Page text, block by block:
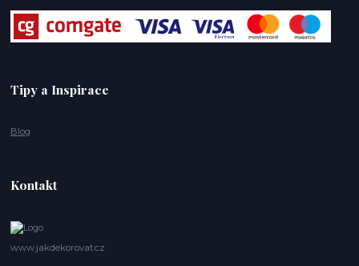
Tipy a Inspirace
Blog
Kontakt
www.jakdekorovat.cz